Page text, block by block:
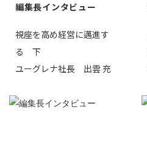
編集長インタビュー
視座を高め経営に邁進す
る 下
ユーグレナ社長 出雲 充